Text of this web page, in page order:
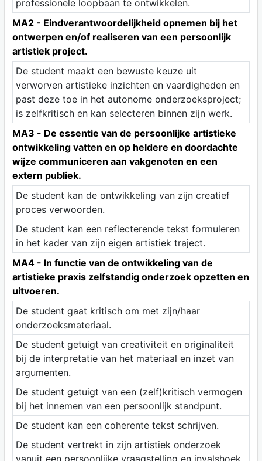
professionele loopbaan te ontwikkelen.
MA2 - Eindverantwoordelijkheid opnemen bij het
ontwerpen en/of realiseren van een persoonlijk
artistiek project.
De student maakt een bewuste keuze uit
verworven artistieke inzichten en vaardigheden en
past deze toe in het autonome onderzoeksproject;
is zelfkritisch en kan selecteren binnen zijn werk.
MA3 - De essentie van de persoonlijke artistieke
ontwikkeling vatten en op heldere en doordachte
wijze communiceren aan vakgenoten en een
extern publiek.
De student kan de ontwikkeling van zijn creatief
proces verwoorden.
De student kan een reflecterende tekst formuleren
in het kader van zijn eigen artistiek traject.
MA4 - In functie van de ontwikkeling van de
artistieke praxis zelfstandig onderzoek opzetten en
uitvoeren.
De student gaat kritisch om met zijn/haar
onderzoeksmateriaal.
De student getuigt van creativiteit en originaliteit
bij de interpretatie van het materiaal en inzet van
argumenten.
De student getuigt van een (zelf)kritisch vermogen
bij het innemen van een persoonlijk standpunt.
De student kan een coherente tekst schrijven.
De student vertrekt in zijn artistiek onderzoek
vanuit een persoonlijke vraagstelling en invalshoek,